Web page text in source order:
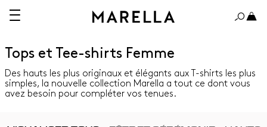
Tops et Tee-shirts Femme
Des hauts les plus originaux et élégants aux T-shirts les plus
simples, la nouvelle collection Marella a tout ce dont vous
avez besoin pour compléter vos tenues.